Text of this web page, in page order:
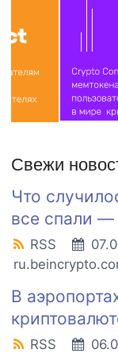
Свежи
Что
все спали —
RSS
В
RSS